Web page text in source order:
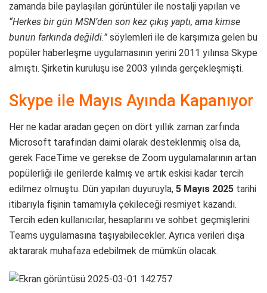
zamanda bile paylaşılan görüntüler ile nostalji yapılan ve
“Herkes bir gün MSN’den son kez çıkış yaptı, ama kimse
bunun farkında değildi.” söylemleri ile de karşımıza gelen bu
popüler haberleşme uygulamasının yerini 2011 yılınsa Skype
almıştı. Şirketin kuruluşu ise 2003 yılında gerçekleşmişti.
Skype ile Mayıs Ayında Kapanıyor
Her ne kadar aradan geçen on dört yıllık zaman zarfında
Microsoft tarafından daimi olarak desteklenmiş olsa da,
gerek FaceTime ve gerekse de Zoom uygulamalarının artan
popülerliği ile gerilerde kalmış ve artık eskisi kadar tercih
edilmez olmuştu. Dün yapılan duyuruyla, 5 Mayıs 2025 tarihi
itibarıyla fişinin tamamıyla çekileceği resmiyet kazandı.
Tercih eden kullanıcılar, hesaplarını ve sohbet geçmişlerini
Teams uygulamasına taşıyabilecekler. Ayrıca verileri dışa
aktararak muhafaza edebilmek de mümkün olacak.